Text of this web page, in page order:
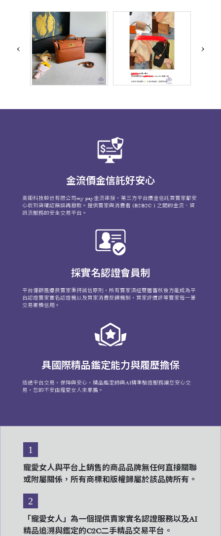
‹ ›
金流價金信託好安心
高鉅科技股份有限公司my pay金流串接，第三方平台價金信託買賣家都安
心收到貨確認無誤再撥款。提供賣家與消費者 (B2B2C ) 之間的金流、資
訊流服務的安全交易平台。
採實名認證會員制
平台僅篩選優良賣家秉持誠信原則，所有賣家須經雙層審核後方能成為平
台認證賣家實名認證機以及買家消費反饋機制，買家評價評等賣家每一筆
交易累積信用。
具國際精品鑑定能力與履歷擔保
透過平台交易，保障與安心，精品鑑定師與AI精準驗證服務讓您安心交
易，您的不安由寵愛女人來承擔。
1
寵愛女人與平台上銷售的商品品牌無任何直接關聯
或附屬關係，所有商標和版權歸屬於該品牌所有。
2
「寵愛女人」為一個提供賣家實名認證服務以及AI
精品追溯與鑑定的C2C二手精品交易平台。